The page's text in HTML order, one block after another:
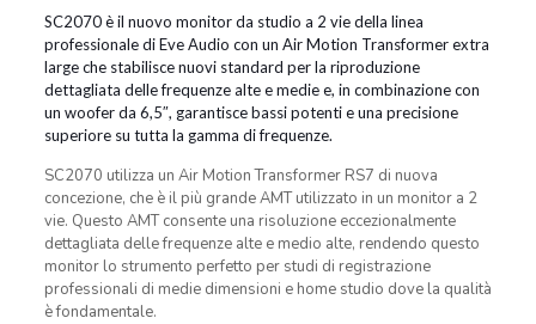
SC2070 è il nuovo monitor da studio a 2 vie della linea
professionale di Eve Audio con un Air Motion Transformer extra
large che stabilisce nuovi standard per la riproduzione
dettagliata delle frequenze alte e medie e, in combinazione con
un woofer da 6,5″, garantisce bassi potenti e una precisione
superiore su tutta la gamma di frequenze.
SC2070 utilizza un Air Motion Transformer RS7 di nuova
concezione, che è il più grande AMT utilizzato in un monitor a 2
vie. Questo AMT consente una risoluzione eccezionalmente
dettagliata delle frequenze alte e medio alte, rendendo questo
monitor lo strumento perfetto per studi di registrazione
professionali di medie dimensioni e home studio dove la qualità
è fondamentale.